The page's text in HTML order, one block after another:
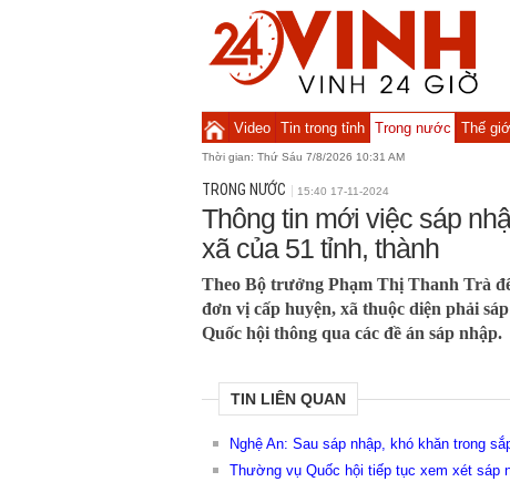
Video Tin trong tỉnh Trong nước Thế
Thời gian: Thứ Sáu 7/8/2026 10:31 AM
TRONG NƯỚC 15:40 17-11-2024
Thông tin mới việc sáp
xã của 51 tỉnh, thành
Theo Bộ trưởng Phạm Thị Thanh Trà
đơn vị cấp huyện, xã thuộc diện phải
Quốc hội thông qua các đề án sáp nhập.
TIN LIÊN QUAN
Nghệ An: Sau sáp nhập, khó khăn trong
Thường vụ Quốc hội tiếp tục xem xét sáp